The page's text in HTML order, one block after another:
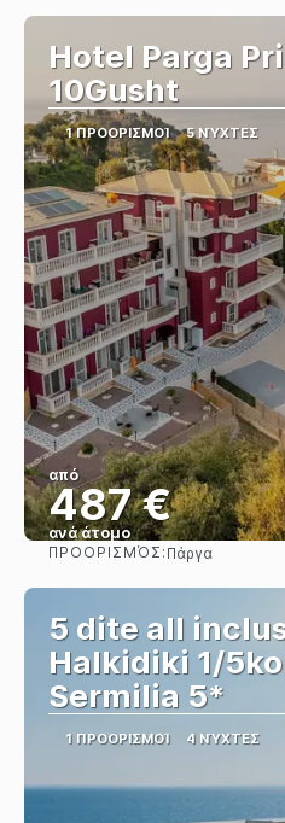
Hotel Parga
10Gusht
1 ΠΡΟΟΡΙΣΜΟΊ 5 ΝΎΧΤΕΣ
από
487 €
ανά άτομο
ΠΡΟΟΡΙΣΜΌΣ: Πάργα
5 dite all
Halkidiki 1/
Sermilia 5*
1 ΠΡΟΟΡΙΣΜΟΊ 4 ΝΎΧΤΕΣ